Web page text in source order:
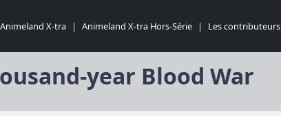
Animeland X-tra | Animeland X-tra Hors-Série | Les contributeurs
year Blood War